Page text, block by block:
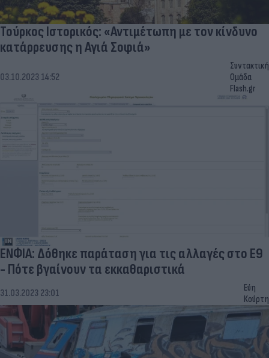
Τούρκος Ιστορικός: «Αντιμέτωπη με τον κίνδυνο
κατάρρευσης η Αγιά Σοφιά»
03.10.2023 14:52
Συντακτική
Ομάδα
Flash.gr
ΕΝΦΙΑ: Δόθηκε παράταση για τις αλλαγές στο Ε9
- Πότε βγαίνουν τα εκκαθαριστικά
31.03.2023 23:01
Εύη
Κούρτη